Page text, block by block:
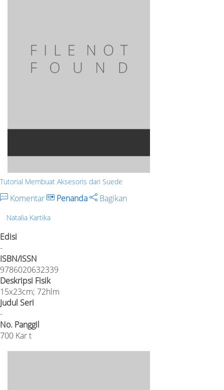
Tutorial Membuat Aksesoris dari Suede
Komentar Penanda Bagikan
Natalia Kartika
Edisi
-
ISBN/ISSN
9786020632339
Deskripsi Fisik
15x23cm; 72hlm
Judul Seri
-
No. Panggil
700 Kar t